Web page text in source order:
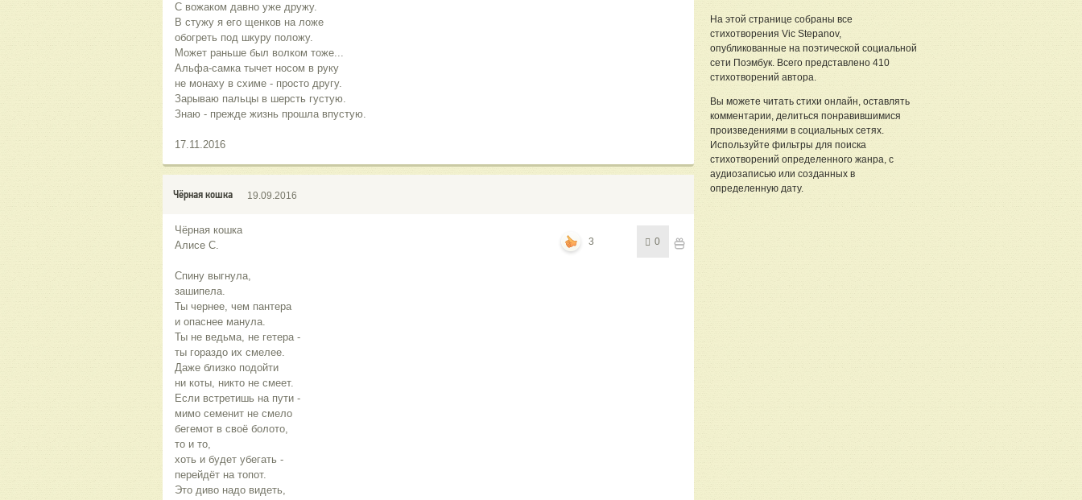
С вожаком давно уже дружу.
В стужу я его щенков на ложе
обогреть под шкуру положу.
Может раньше был волком тоже...
Альфа-самка тычет носом в руку
не монаху в схиме - просто другу.
Зарываю пальцы в шерсть густую.
Знаю - прежде жизнь прошла впустую.
17.11.2016
Чёрная кошка 19.09.2016
Чёрная кошка
Алисе С.
Спину выгнула,
зашипела.
Ты чернее, чем пантера
и опаснее манула.
Ты не ведьма, не гетера -
ты гораздо их смелее.
Даже близко подойти
ни коты, никто не смеет.
Если встретишь на пути -
мимо семенит не смело
бегемот в своё болото,
то и то,
хоть и будет убегать -
перейдёт на топот.
Это диво надо видеть,
3 0
На этой странице собраны все
стихотворения Vic Stepanov,
опубликованные на поэтической социальной
сети Поэмбук. Всего представлено 410
стихотворений автора.
Вы можете читать стихи онлайн, оставлять
комментарии, делиться понравившимися
произведениями в социальных сетях.
Используйте фильтры для поиска
стихотворений определенного жанра, с
аудиозаписью или созданных в
определенную дату.